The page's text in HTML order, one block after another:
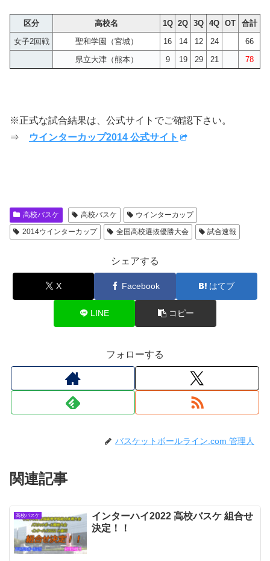
区分 高校名 1Q 2Q 3Q 4Q OT
合計
女子2回戦
聖和学園（宮城） 16 14 12 24
66
県立大津（熊本）
9 19 29 21 78
※正式な試合結果は、公式サイトでご確認下さい。
⇒
ウインターカップ2014 公式サイト
高校バスケ 高校バスケ
ウインターカップ
2014ウインターカップ
全国高校選抜優勝大会 試合速報
シェアする
X Facebook はてブ
LINE コピー
フォローする
バスケットボールライン.com 管理人
関連記事
高校バスケ
インターハイ2022 高校バスケ 組合せ
決定！！